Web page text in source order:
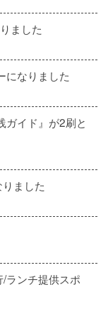
ました
になりました
ガイド』が2刷と
ました
ンチ提供スポ